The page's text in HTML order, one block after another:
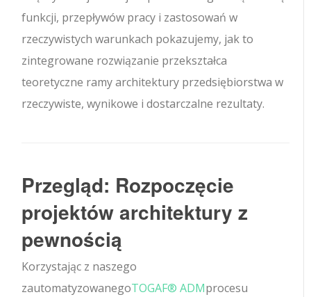
funkcji, przepływów pracy i zastosowań w
rzeczywistych warunkach pokazujemy, jak to
zintegrowane rozwiązanie przekształca
teoretyczne ramy architektury przedsiębiorstwa w
rzeczywiste, wynikowe i dostarczalne rezultaty.
Przegląd: Rozpoczęcie
projektów architektury z
pewnością
Korzystając z naszego
zautomatyzowanegoTOGAF® ADMprocesu